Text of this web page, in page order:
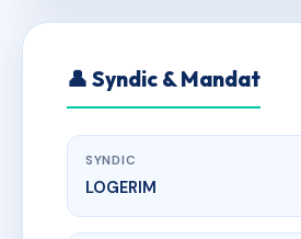
👤 Syndic & Mandat
SYNDIC
LOGERIM